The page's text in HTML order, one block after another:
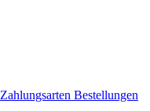
Zahlungsarten Bestellungen